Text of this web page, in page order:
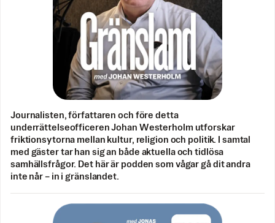
Journalisten, författaren och före detta
underrättelseofficeren Johan Westerholm utforskar
friktionsytorna mellan kultur, religion och politik. I samtal
med gäster tar han sig an både aktuella och tidlösa
samhällsfrågor. Det här är podden som vågar gå dit andra
inte når – in i gränslandet.